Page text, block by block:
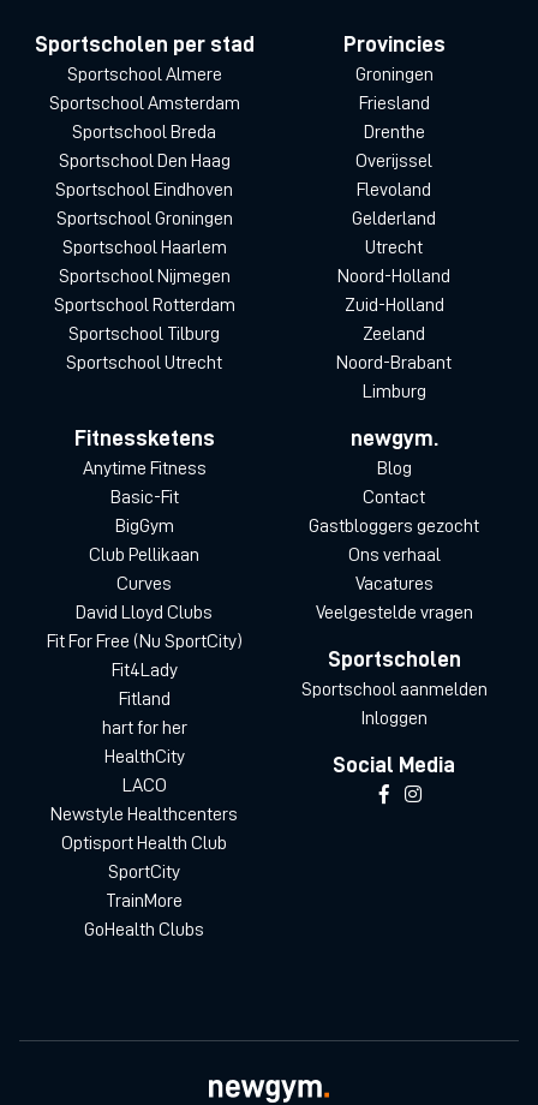
Sportscholen per stad
Sportschool Almere
Sportschool Amsterdam
Sportschool Breda
Sportschool Den Haag
Sportschool Eindhoven
Sportschool Groningen
Sportschool Haarlem
Sportschool Nijmegen
Sportschool Rotterdam
Sportschool Tilburg
Sportschool Utrecht
Provincies
Groningen
Friesland
Drenthe
Overijssel
Flevoland
Gelderland
Utrecht
Noord-Holland
Zuid-Holland
Zeeland
Noord-Brabant
Limburg
Fitnessketens
Anytime Fitness
Basic-Fit
BigGym
Club Pellikaan
Curves
David Lloyd Clubs
Fit For Free (Nu SportCity)
Fit4Lady
Fitland
hart for her
HealthCity
LACO
Newstyle Healthcenters
Optisport Health Club
SportCity
TrainMore
GoHealth Clubs
newgym.
Blog
Contact
Gastbloggers gezocht
Ons verhaal
Vacatures
Veelgestelde vragen
Sportscholen
Sportschool aanmelden
Inloggen
Social Media